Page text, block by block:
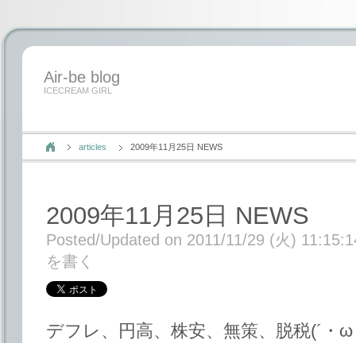
Air-be blog
ICECREAM GIRL
articles 2009年11月25日 NEWS
2009年11月25日 NEWS
Posted/Updated on 2011/11/29 (火)
を書く
デフレ、円高、株安、無策、脱税(´・